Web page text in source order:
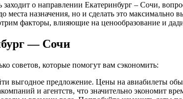
о направлении Екатеринбург – Сочи,
места назначения, но и сделать это максимально
факторы, влияющие на ценообразование и
— Сочи
советов, которые помогут вам сэкономить:
выгодное предложение. Цены на авиабилеты
и агентств, что значительно экономит